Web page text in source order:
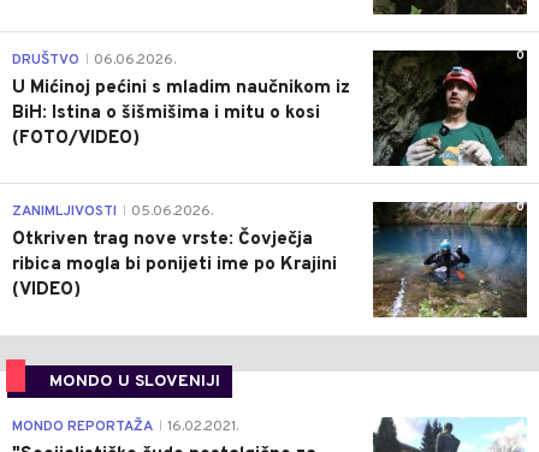
0
DRUŠTVO 06.06.2026.
U Mićinoj pećini s mladim naučnikom iz
BiH: Istina o šišmišima i mitu o kosi
(FOTO/VIDEO)
0
ZANIMLJIVOSTI 05.06.2026.
Otkriven trag nove vrste: Čovječja
ribica mogla bi ponijeti ime po Krajini
(VIDEO)
MONDO U SLOVENIJI
4
MONDO REPORTAŽA 16.02.2021.